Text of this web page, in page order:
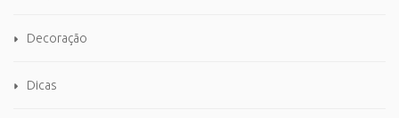
Decoração
Dicas